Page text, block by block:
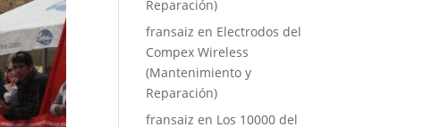
Reparación)
fransaiz en Electrodos del
Compex Wireless
(Mantenimiento y
Reparación)
fransaiz en Los 10000 del